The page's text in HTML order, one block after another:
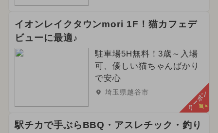
イオンレイクタウンmori 1F！猫カフェデ
ビューに最適♪
駐車場5H無料！3歳～入場
可、優しい猫ちゃんばかり
で安心
埼玉県越谷市 クーポン
駅チカで手ぶらBBQ・アスレチック・釣り